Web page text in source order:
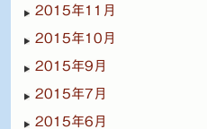
2015年11月
2015年10月
2015年9月
2015年7月
2015年6月